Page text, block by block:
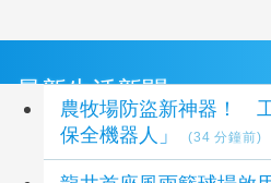
最新生活新聞
農牧場防盜新神器！
保全機器人」
(34 分鐘前)